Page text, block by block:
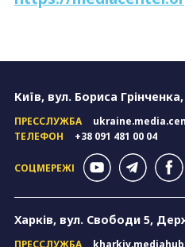
Київ, вул. Бориса
ПРЕССЛУЖБА
ТЕЛЕФОН
+38 091 481 00 04
СОЦМЕРЕЖІ
Харків, вул. Свободи 5,
ПРЕССЛУЖБА